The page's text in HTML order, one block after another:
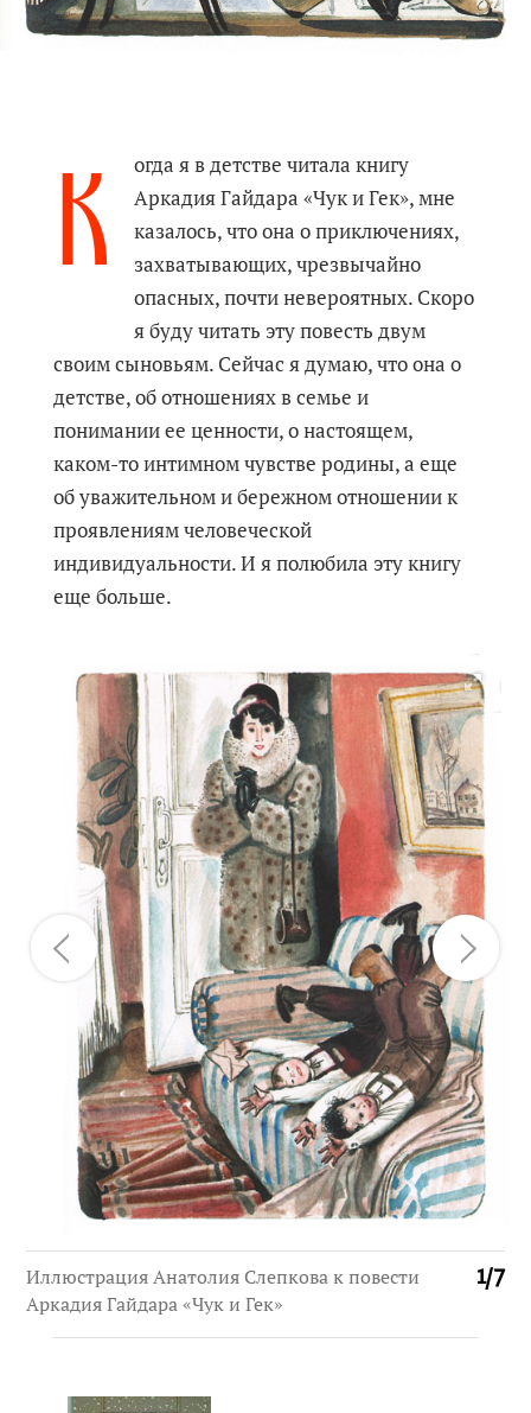
К
огда я в детстве читала книгу
Аркадия Гайдара «Чук и Гек», мне
казалось, что она о приключениях,
захватывающих, чрезвычайно
опасных, почти невероятных. Скоро
я буду читать эту повесть двум
своим сыновьям. Сейчас я думаю, что она о
детстве, об отношениях в семье и
понимании ее ценности, о настоящем,
каком-то интимном чувстве родины, а еще
об уважительном и бережном отношении к
проявлениям человеческой
индивидуальности. И я полюбила эту книгу
еще больше.
1/7
Иллюстрация Анатолия Слепкова к повести
Аркадия Гайдара «Чук и Гек»